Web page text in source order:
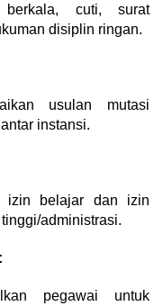
cuti, surat
disiplin ringan.
usulan mutasi
instansi.
izin belajar dan izin
administrasi.
pegawai untuk